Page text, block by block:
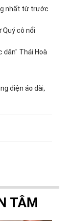
nhất từ trước
cô nổi
dân" Thái Hoà
diện áo dài,
TÂM